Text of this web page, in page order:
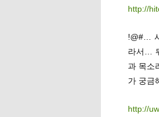
http://
!@#…
라서…
과 목소
가 궁금
http://